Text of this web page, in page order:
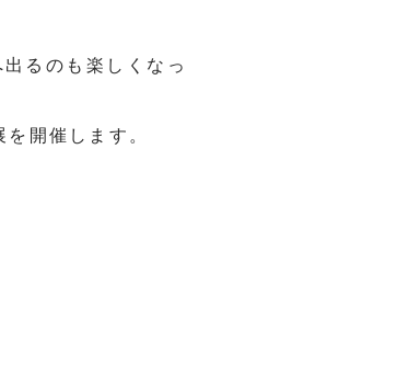
るのも楽しくなっ
開催します。